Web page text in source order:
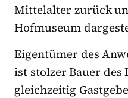
Mittelalter zurück
Hofmuseum
Eigentümer des
ist stolzer Bauer
gleichzeitig